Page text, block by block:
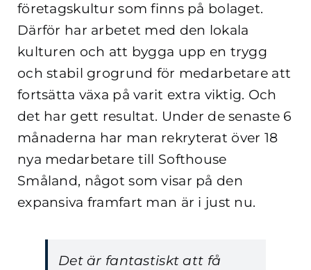
företagskultur som finns på bolaget.
Därför har arbetet med den lokala
kulturen och att bygga upp en trygg
och stabil grogrund för medarbetare att
fortsätta växa på varit extra viktig. Och
det har gett resultat. Under de senaste 6
månaderna har man rekryterat över 18
nya medarbetare till Softhouse
Småland, något som visar på den
expansiva framfart man är i just nu.
Det är fantastiskt att få